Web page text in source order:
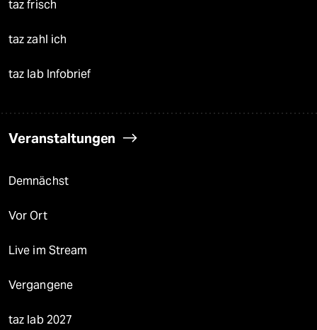
taz frisch
taz zahl ich
taz lab Infobrief
Veranstaltungen
Demnächst
Vor Ort
Live im Stream
Vergangene
taz lab 2027